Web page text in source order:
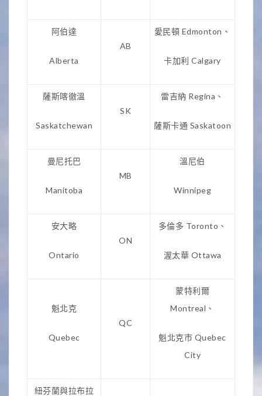
阿伯達
Alberta
AB
愛民頓 Edmonton、
卡加利 Calgary
薩斯喀徹溫
Saskatchewan
SK
雷吉納 Regina、
薩斯卡通 Saskatoon
曼尼托巴
Manitoba
MB
溫尼伯
Winnipeg
安大略
Ontario
ON
多倫多 Toronto、
渥太華 Ottawa
魁北克
Quebec
QC
蒙特利爾
Montreal、
魁北克市 Quebec
City
紐芬蘭與拉布拉